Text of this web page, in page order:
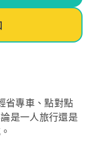
省專車、點對點
是一人旅行還是